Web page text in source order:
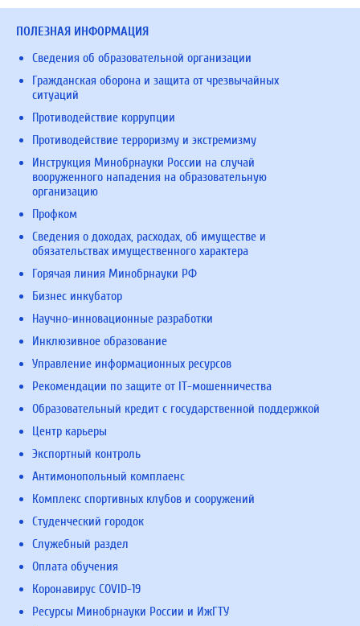
ПОЛЕЗНАЯ ИНФОРМАЦИЯ
Сведения об образовательной организации
Гражданская оборона и защита от чрезвычайных
ситуаций
Противодействие коррупции
Противодействие терроризму и экстремизму
Инструкция Минобрнауки России на случай
вооруженного нападения на образовательную
организацию
Профком
Сведения о доходах, расходах, об имуществе и
обязательствах имущественного характера
Горячая линия Минобрнауки РФ
Бизнес инкубатор
Научно-инновационные разработки
Инклюзивное образование
Управление информационных ресурсов
Рекомендации по защите от IT-мошенничества
Образовательный кредит с государственной поддержкой
Центр карьеры
Экспортный контроль
Антимонопольный комплаенс
Комплекс спортивных клубов и сооружений
Студенческий городок
Служебный раздел
Оплата обучения
Коронавирус COVID-19
Ресурсы Минобрнауки России и ИжГТУ